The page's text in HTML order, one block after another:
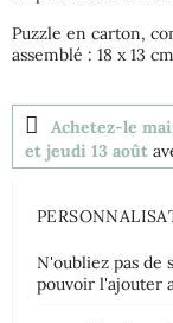
Puzzle en carton,
assemblé : 18 x 13 cm
Achetez-le
et jeudi 13 août
N'oubliez pas de
pouvoir l'ajouter